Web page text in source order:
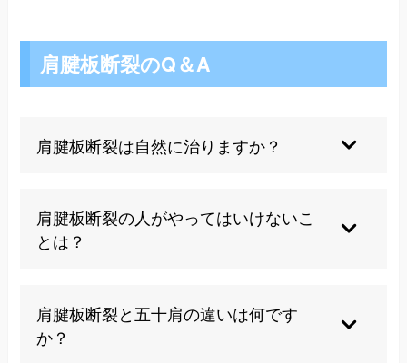
肩腱板断裂のQ＆A
肩腱板断裂は自然に治りますか？
ことはありません。しかし適切な治療により症状
の改善は十分期待できます。
肩腱板断裂の人がやってはいけないこ
とは？
を我慢して動かすなどの動作は避け、安静を保つ
ことが重要です。
肩腱板断裂と五十肩の違いは何です
か？